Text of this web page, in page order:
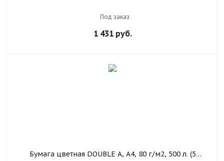
Под заказ
1 431руб.
Бумага цветная DOUBLE A, А4, 80 г/м2, 500 л. (5